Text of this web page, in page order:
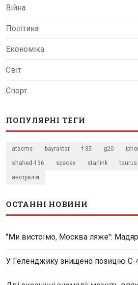
Війна
Політика
Економіка
Світ
Спорт
ПОПУЛЯРНІ ТЕГИ
atacms bayraktar f-35 g20
shahed-136 spacex starlink taurus
австралія
ОСТАННІ НОВИНИ
"Ми вистоїмо, Москва ляже": Мадяр
У Геленджику знищено позицію С-